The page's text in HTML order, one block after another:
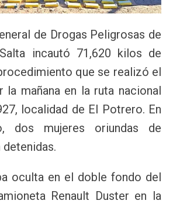
de Drogas Peligrosas de
incautó 71,620 kilos de
que se realizó el
la mañana en la ruta nacional
localidad de El Potrero. En
dos mujeres oriundas de
oculta en el doble fondo del
Renault Duster en la